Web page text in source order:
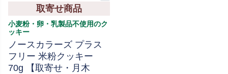
取寄せ商品
小麦粉・卵・乳製品不使用のク
ッキー
ノースカラーズ プラス
フリー 米粉クッキー
70g 【取寄せ・月木